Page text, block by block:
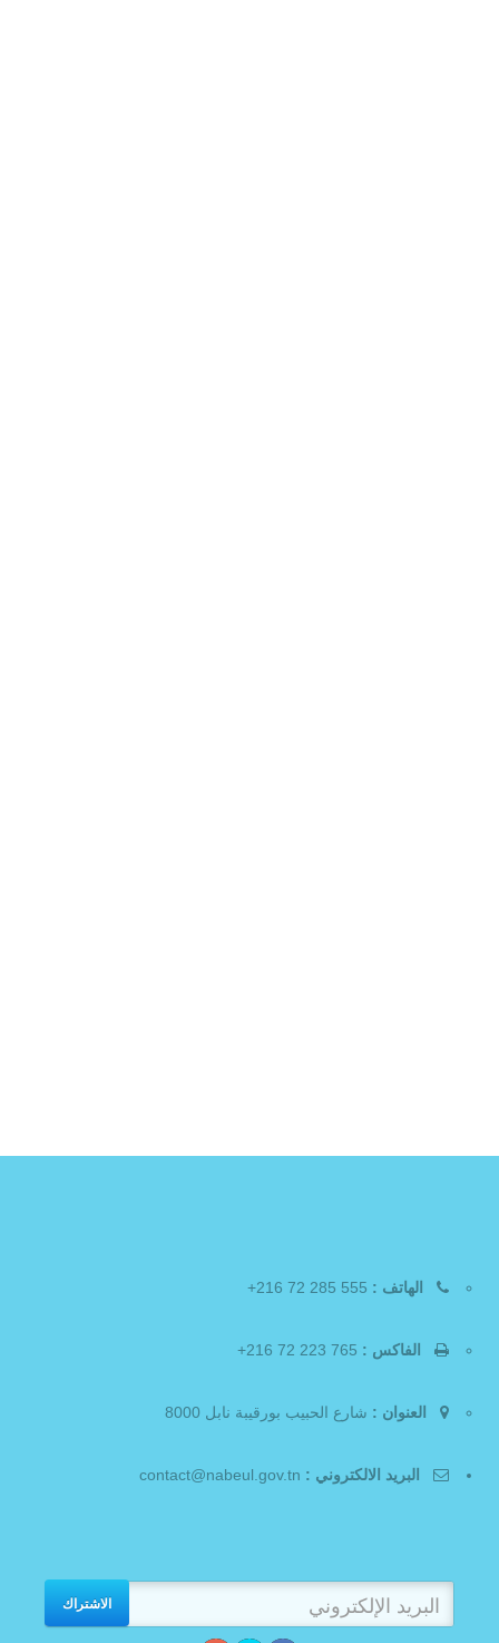
الهاتف :
الفاكس :
العنوان : شارع الحبيب بورقيبة نابل 8000
البريد الالكتروني :
الاشتراك